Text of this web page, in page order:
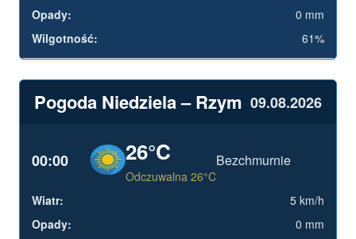
0 mm
61%
Pogoda Niedziela – Rzym 09.08.2026
00:00 26°C
Odczuwalna 26°C
Bezchmurnie
5 km/h
0 mm